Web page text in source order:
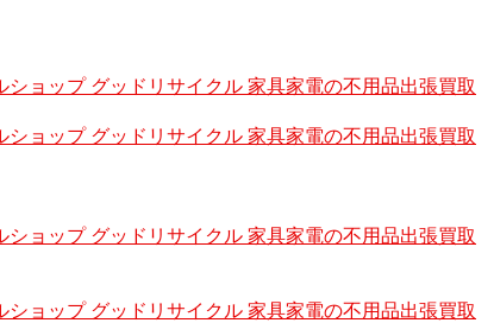
ショップ グッドリサイクル 家具家電の不用品出張買取
ショップ グッドリサイクル 家具家電の不用品出張買取
ショップ グッドリサイクル 家具家電の不用品出張買取
ショップ グッドリサイクル 家具家電の不用品出張買取